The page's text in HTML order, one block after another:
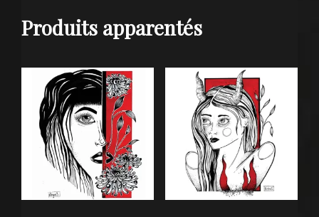
Produits apparentés